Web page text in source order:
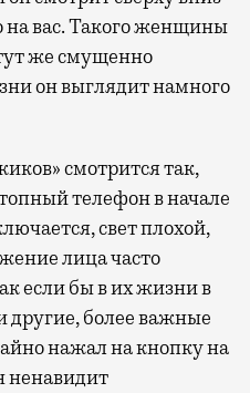
вас. Такого женщины
же смущенно
он выглядит намного
смотрится так,
телефон в начале
свет плохой,
лица часто
если бы в их жизни в
другие, более важные
нажал на кнопку на
ненавидит